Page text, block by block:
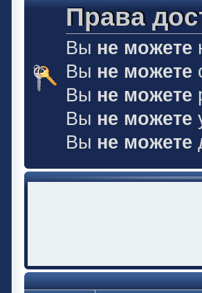
Права
Вы не можете
Вы не можете
Вы не можете
Вы не можете
Вы не можете